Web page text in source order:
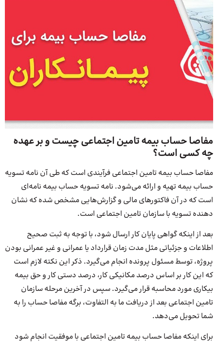
مفاصا حساب بیمه تامین اجتماعی چیست و بر عهده
چه کسی است؟
مفاصا حساب بیمه تامین اجتماعی فرآیندی است که طی آن نامه تسویه
حساب بیمه تهیه و ارائه می‌شود. نامه تسویه حساب بیمه نامه‌ای
است که در آن فاکتورهای مالی و گزارش‌هایی مشخص شده که نشان
دهنده تسویه با سازمان تامین اجتماعی است.
بعد از اینکه گواهی پایان کار ارسال شود، با توجه به ثبت صحیح
اطلاعات و جزئیاتی مثل مدت زمان قرارداد یا عمرانی و غیر عمرانی بودن
پروژه، توسط مسئول پرونده انجام می‌گیرد. ذکر این نکته لازم است
که این کار بر اساس درصد مکانیکی کار، درصد دستی کار و حق بیمه
بیکاری مورد محاسبه قرار می‌گیرد. سپس در آخرین مرحله سازمان
تامین اجتماعی بعد از دریافت ما به التفاوت، برگه مفاصا حساب را به
شما تحویل می‌دهد.
برای اینکه مفاصا حساب بیمه تامین اجتماعی با موفقیت انجام شود